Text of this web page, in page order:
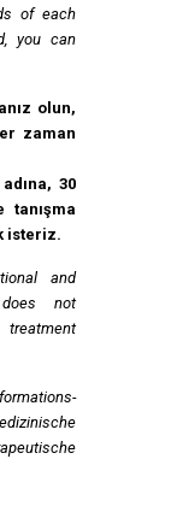
of each
you can
olun,
zaman
30
tanışma
isteriz.
and
not